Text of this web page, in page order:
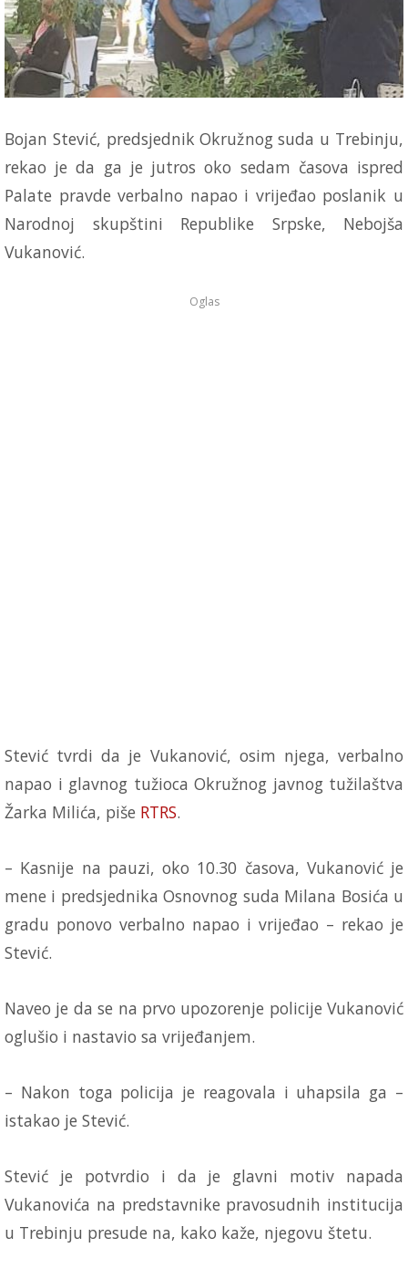
Bojan Stević, predsjednik Okružnog suda u Trebinju,
rekao je da ga je jutros oko sedam časova ispred
Palate pravde verbalno napao i vrijeđao poslanik u
Narodnoj skupštini Republike Srpske, Nebojša
Vukanović.
Oglas
Stević tvrdi da je Vukanović, osim njega, verbalno
napao i glavnog tužioca Okružnog javnog tužilaštva
Žarka Milića, piše RTRS.
– Kasnije na pauzi, oko 10.30 časova, Vukanović je
mene i predsjednika Osnovnog suda Milana Bosića u
gradu ponovo verbalno napao i vrijeđao – rekao je
Stević.
Naveo je da se na prvo upozorenje policije Vukanović
oglušio i nastavio sa vrijeđanjem.
– Nakon toga policija je reagovala i uhapsila ga –
istakao je Stević.
Stević je potvrdio i da je glavni motiv napada
Vukanovića na predstavnike pravosudnih institucija
u Trebinju presude na, kako kaže, njegovu štetu.